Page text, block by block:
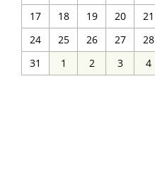
17
18 19 20 21
24
25 26 27 28
31
1 2 3 4